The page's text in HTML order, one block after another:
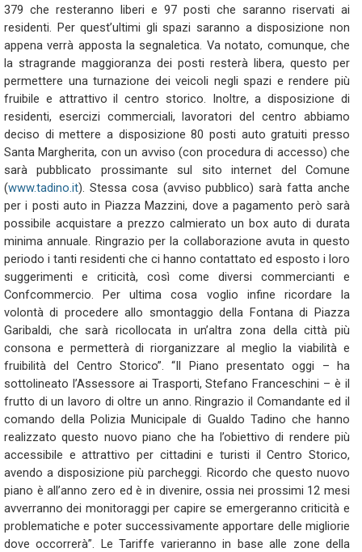
379 che resteranno liberi e 97 posti che saranno riservati ai
residenti. Per quest’ultimi gli spazi saranno a disposizione non
appena verrà apposta la segnaletica. Va notato, comunque, che
la stragrande maggioranza dei posti resterà libera, questo per
permettere una turnazione dei veicoli negli spazi e rendere più
fruibile e attrattivo il centro storico. Inoltre, a disposizione di
residenti, esercizi commerciali, lavoratori del centro abbiamo
deciso di mettere a disposizione 80 posti auto gratuiti presso
Santa Margherita, con un avviso (con procedura di accesso) che
sarà pubblicato prossimante sul sito internet del Comune
(www.tadino.it). Stessa cosa (avviso pubblico) sarà fatta anche
per i posti auto in Piazza Mazzini, dove a pagamento però sarà
possibile acquistare a prezzo calmierato un box auto di durata
minima annuale. Ringrazio per la collaborazione avuta in questo
periodo i tanti residenti che ci hanno contattato ed esposto i loro
suggerimenti e criticità, così come diversi commercianti e
Confcommercio. Per ultima cosa voglio infine ricordare la
volontà di procedere allo smontaggio della Fontana di Piazza
Garibaldi, che sarà ricollocata in un’altra zona della città più
consona e permetterà di riorganizzare al meglio la viabilità e
fruibilità del Centro Storico”. “Il Piano presentato oggi – ha
sottolineato l’Assessore ai Trasporti, Stefano Franceschini – è il
frutto di un lavoro di oltre un anno. Ringrazio il Comandante ed il
comando della Polizia Municipale di Gualdo Tadino che hanno
realizzato questo nuovo piano che ha l’obiettivo di rendere più
accessibile e attrattivo per cittadini e turisti il Centro Storico,
avendo a disposizione più parcheggi. Ricordo che questo nuovo
piano è all’anno zero ed è in divenire, ossia nei prossimi 12 mesi
avverranno dei monitoraggi per capire se emergeranno criticità e
problematiche e poter successivamente apportare delle migliorie
dove occorrerà”. Le Tariffe varieranno in base alle zone della